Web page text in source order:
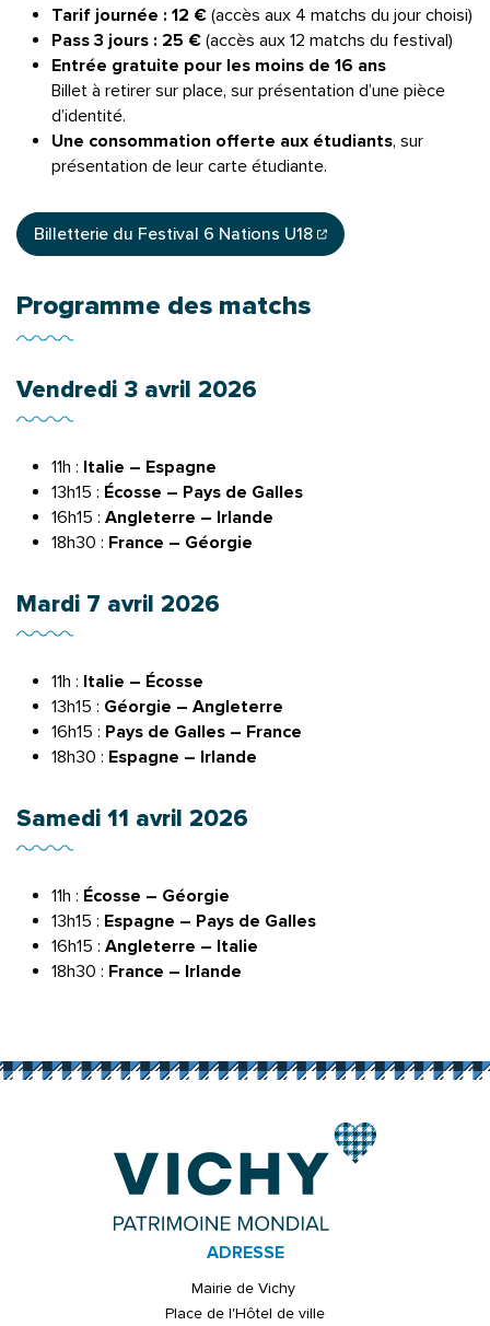
Tarif journée : 12 € (accès aux 4 matchs du jour choisi)
Pass 3 jours : 25 € (accès aux 12 matchs du festival)
Entrée gratuite pour les moins de 16 ans
Billet à retirer sur place, sur présentation d’une pièce
d’identité.
Une consommation offerte aux étudiants, sur
présentation de leur carte étudiante.
Billetterie du Festival 6 Nations U18
(ouverture dans un nouvel onglet)
Programme des matchs
Vendredi 3 avril 2026
11h : Italie – Espagne
13h15 : Écosse – Pays de Galles
16h15 : Angleterre – Irlande
18h30 : France – Géorgie
Mardi 7 avril 2026
11h : Italie – Écosse
13h15 : Géorgie – Angleterre
16h15 : Pays de Galles – France
18h30 : Espagne – Irlande
Samedi 11 avril 2026
11h : Écosse – Géorgie
13h15 : Espagne – Pays de Galles
16h15 : Angleterre – Italie
18h30 : France – Irlande
ADRESSE
Mairie de Vichy
Place de l'Hôtel de ville